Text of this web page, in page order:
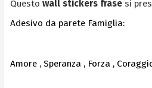
Questo wall stickers frase si
Adesivo da parete Famiglia:
Amore , Speranza , Forza ,